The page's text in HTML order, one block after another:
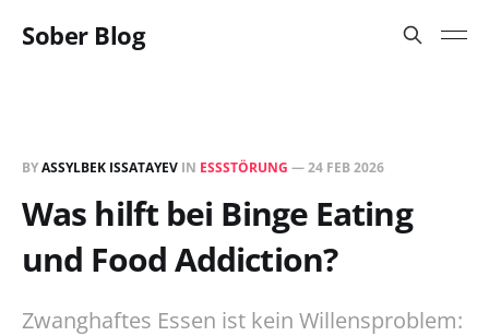
Sober Blog
BYASSYLBEK ISSATAYEV IN ESSSTÖRUNG —24 FEB 2026
Was hilft bei Binge Eating
und Food Addiction?
Zwanghaftes Essen ist kein Willensproblem: